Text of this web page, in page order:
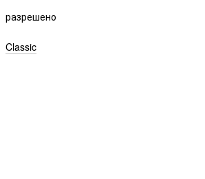
разрешено
Classic